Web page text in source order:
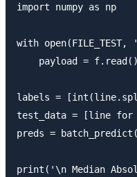
import numpy as np
with
payload =
labels =
test_data = [line
preds =